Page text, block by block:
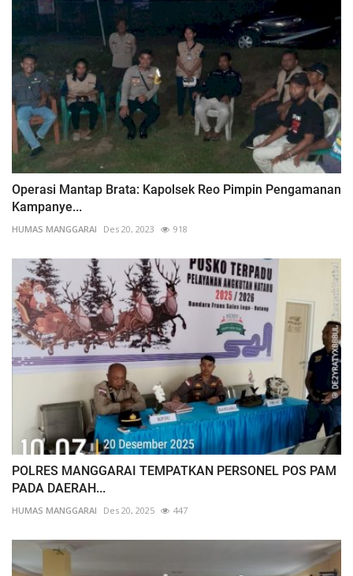
Operasi Mantap Brata: Kapolsek Reo Pimpin Pengamanan
Kampanye...
HUMAS MANGGARAI Des 20, 2023 918
POLRES MANGGARAI TEMPATKAN PERSONEL POS PAM
PADA DAERAH...
HUMAS MANGGARAI Des 20, 2025 447